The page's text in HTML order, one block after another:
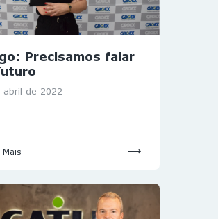
Precisamos falar
abril de 2022
Mais